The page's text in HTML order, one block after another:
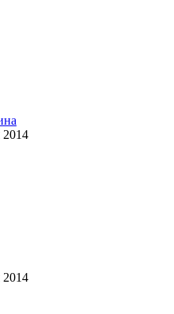
2014
2014